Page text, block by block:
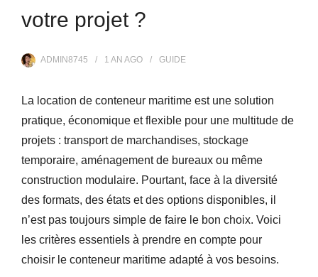
votre projet ?
ADMIN8745 1 AN AGO GUIDE
La location de conteneur maritime est une solution
pratique, économique et flexible pour une multitude de
projets : transport de marchandises, stockage
temporaire, aménagement de bureaux ou même
construction modulaire. Pourtant, face à la diversité
des formats, des états et des options disponibles, il
n’est pas toujours simple de faire le bon choix. Voici
les critères essentiels à prendre en compte pour
choisir le conteneur maritime adapté à vos besoins.